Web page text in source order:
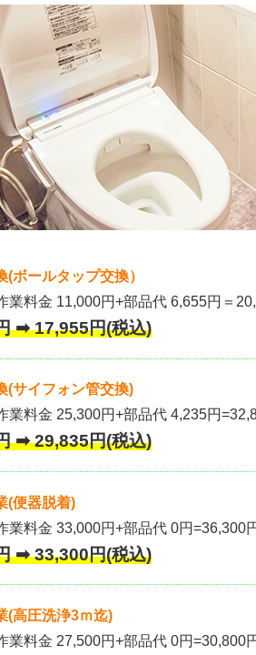
ボールタップ交換）
業料金 11,000円+部品代 6,655円＝
➡ 17,955円(税込)
(サイフォン管交換)
業料金 25,300円+部品代 4,235円
➡ 29,835円(税込)
(便器脱着)
業料金 33,000円+部品代 0円=36,300
➡ 33,300円(税込)
(高圧洗浄3ｍ迄)
業料金 27,500円+部品代 0円=30,800